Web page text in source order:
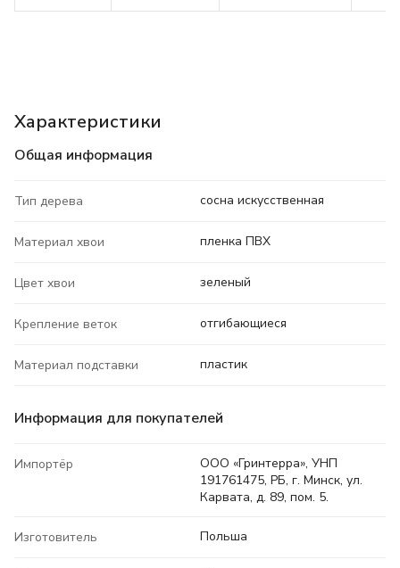
Характеристики
Общая информация
Тип дерева сосна искусственная
Материал хвои пленка ПВХ
Цвет хвои зеленый
Крепление веток отгибающиеся
Материал подставки пластик
Информация для покупателей
Импортёр
ООО «Гринтерра», УНП
191761475, РБ, г. Минск, ул.
Карвата, д. 89, пом. 5.
Изготовитель Польша